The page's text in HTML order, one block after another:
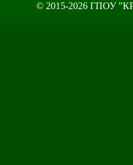
© 2015-2026 ГПОУ